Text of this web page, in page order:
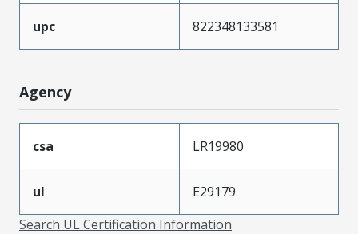
upc 822348133581
Agency
csa LR19980
ul
E29179
Search UL Certification Information